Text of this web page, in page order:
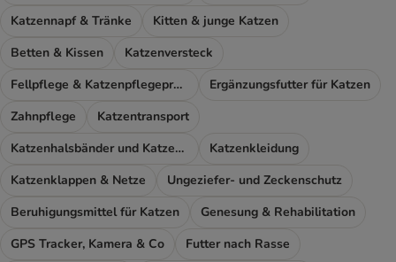
Katzennapf & Tränke
Kitten & junge Katzen
Betten & Kissen
Katzenversteck
Fellpflege & Katzenpflegeprodukte
Ergänzungsfutter für Katzen
Zahnpflege
Katzentransport
Katzenhalsbänder und Katzengeschirr
Katzenkleidung
Katzenklappen & Netze
Ungeziefer- und Zeckenschutz
Beruhigungsmittel für Katzen
Genesung & Rehabilitation
GPS Tracker, Kamera & Co
Futter nach Rasse